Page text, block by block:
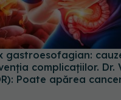
complicațiilor. Dr.
Poate apărea